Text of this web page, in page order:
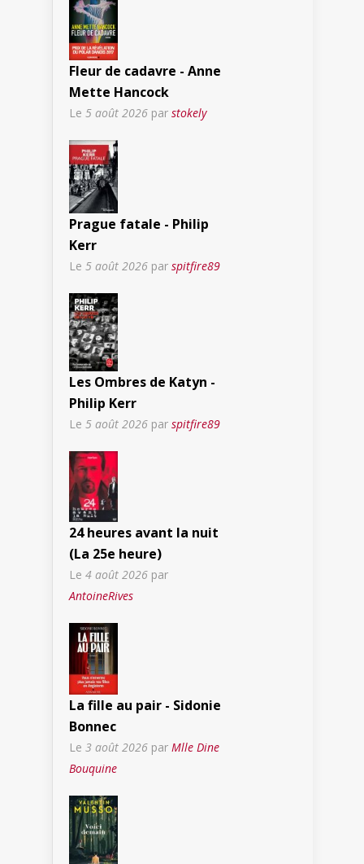
Fleur de cadavre - Anne
Mette Hancock
Le 5 août 2026 par stokely
Prague fatale - Philip
Kerr
Le 5 août 2026 par spitfire89
Les Ombres de Katyn -
Philip Kerr
Le 5 août 2026 par spitfire89
24 heures avant la nuit
(La 25e heure)
Le 4 août 2026 par
AntoineRives
La fille au pair - Sidonie
Bonnec
Le 3 août 2026 par Mlle Dine
Bouquine